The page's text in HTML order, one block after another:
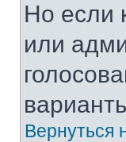
Но если
или
Вернуться